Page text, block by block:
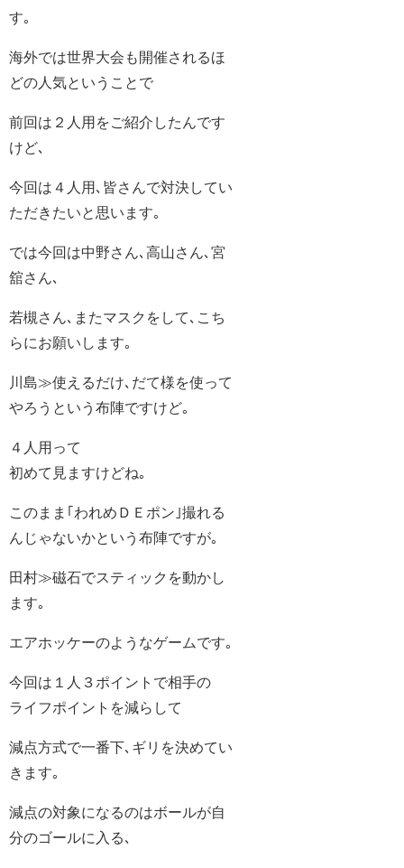
す｡
海外では世界大会も開催されるほ
どの人気ということで
前回は２人用をご紹介したんです
けど､
今回は４人用､皆さんで対決してい
ただきたいと思います｡
では今回は中野さん､高山さん､宮
舘さん､
若槻さん､またマスクをして､こち
らにお願いします｡
川島≫使えるだけ､だて様を使って
やろうという布陣ですけど｡
４人用って
初めて見ますけどね｡
このまま｢われめＤＥポン｣撮れる
んじゃないかという布陣ですが｡
田村≫磁石でスティックを動かし
ます｡
エアホッケーのようなゲームです｡
今回は１人３ポイントで相手の
ライフポイントを減らして
減点方式で一番下､ギリを決めてい
きます｡
減点の対象になるのはボールが自
分のゴールに入る､